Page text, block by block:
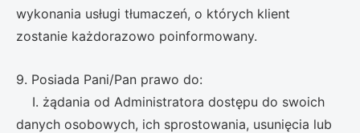
wykonania usługi tłumaczeń, o których klient
zostanie każdorazowo poinformowany.
9. Posiada Pani/Pan prawo do:
I. żądania od Administratora dostępu do swoich
danych osobowych, ich sprostowania, usunięcia lub